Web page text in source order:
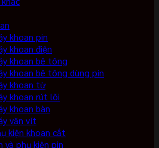
khoan pin
khoan điện
khoan bê tông
khoan bê tông dùng pin
khoan từ
khoan rút lõi
khoan bàn
vặn vít
kiện khoan cắt
và phụ kiện pin